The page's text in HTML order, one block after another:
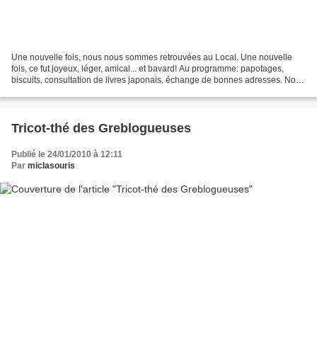
Une nouvelle fois, nous nous sommes retrouvées au Local. Une nouvelle
fois, ce fut joyeux, léger, amical... et bavard! Au programme: papotages,
biscuits, consultation de livres japonais, échange de bonnes adresses. Nous
Tricot-thé des Greblogueuses
Publié le 24/01/2010 à 12:11
Par miclasouris